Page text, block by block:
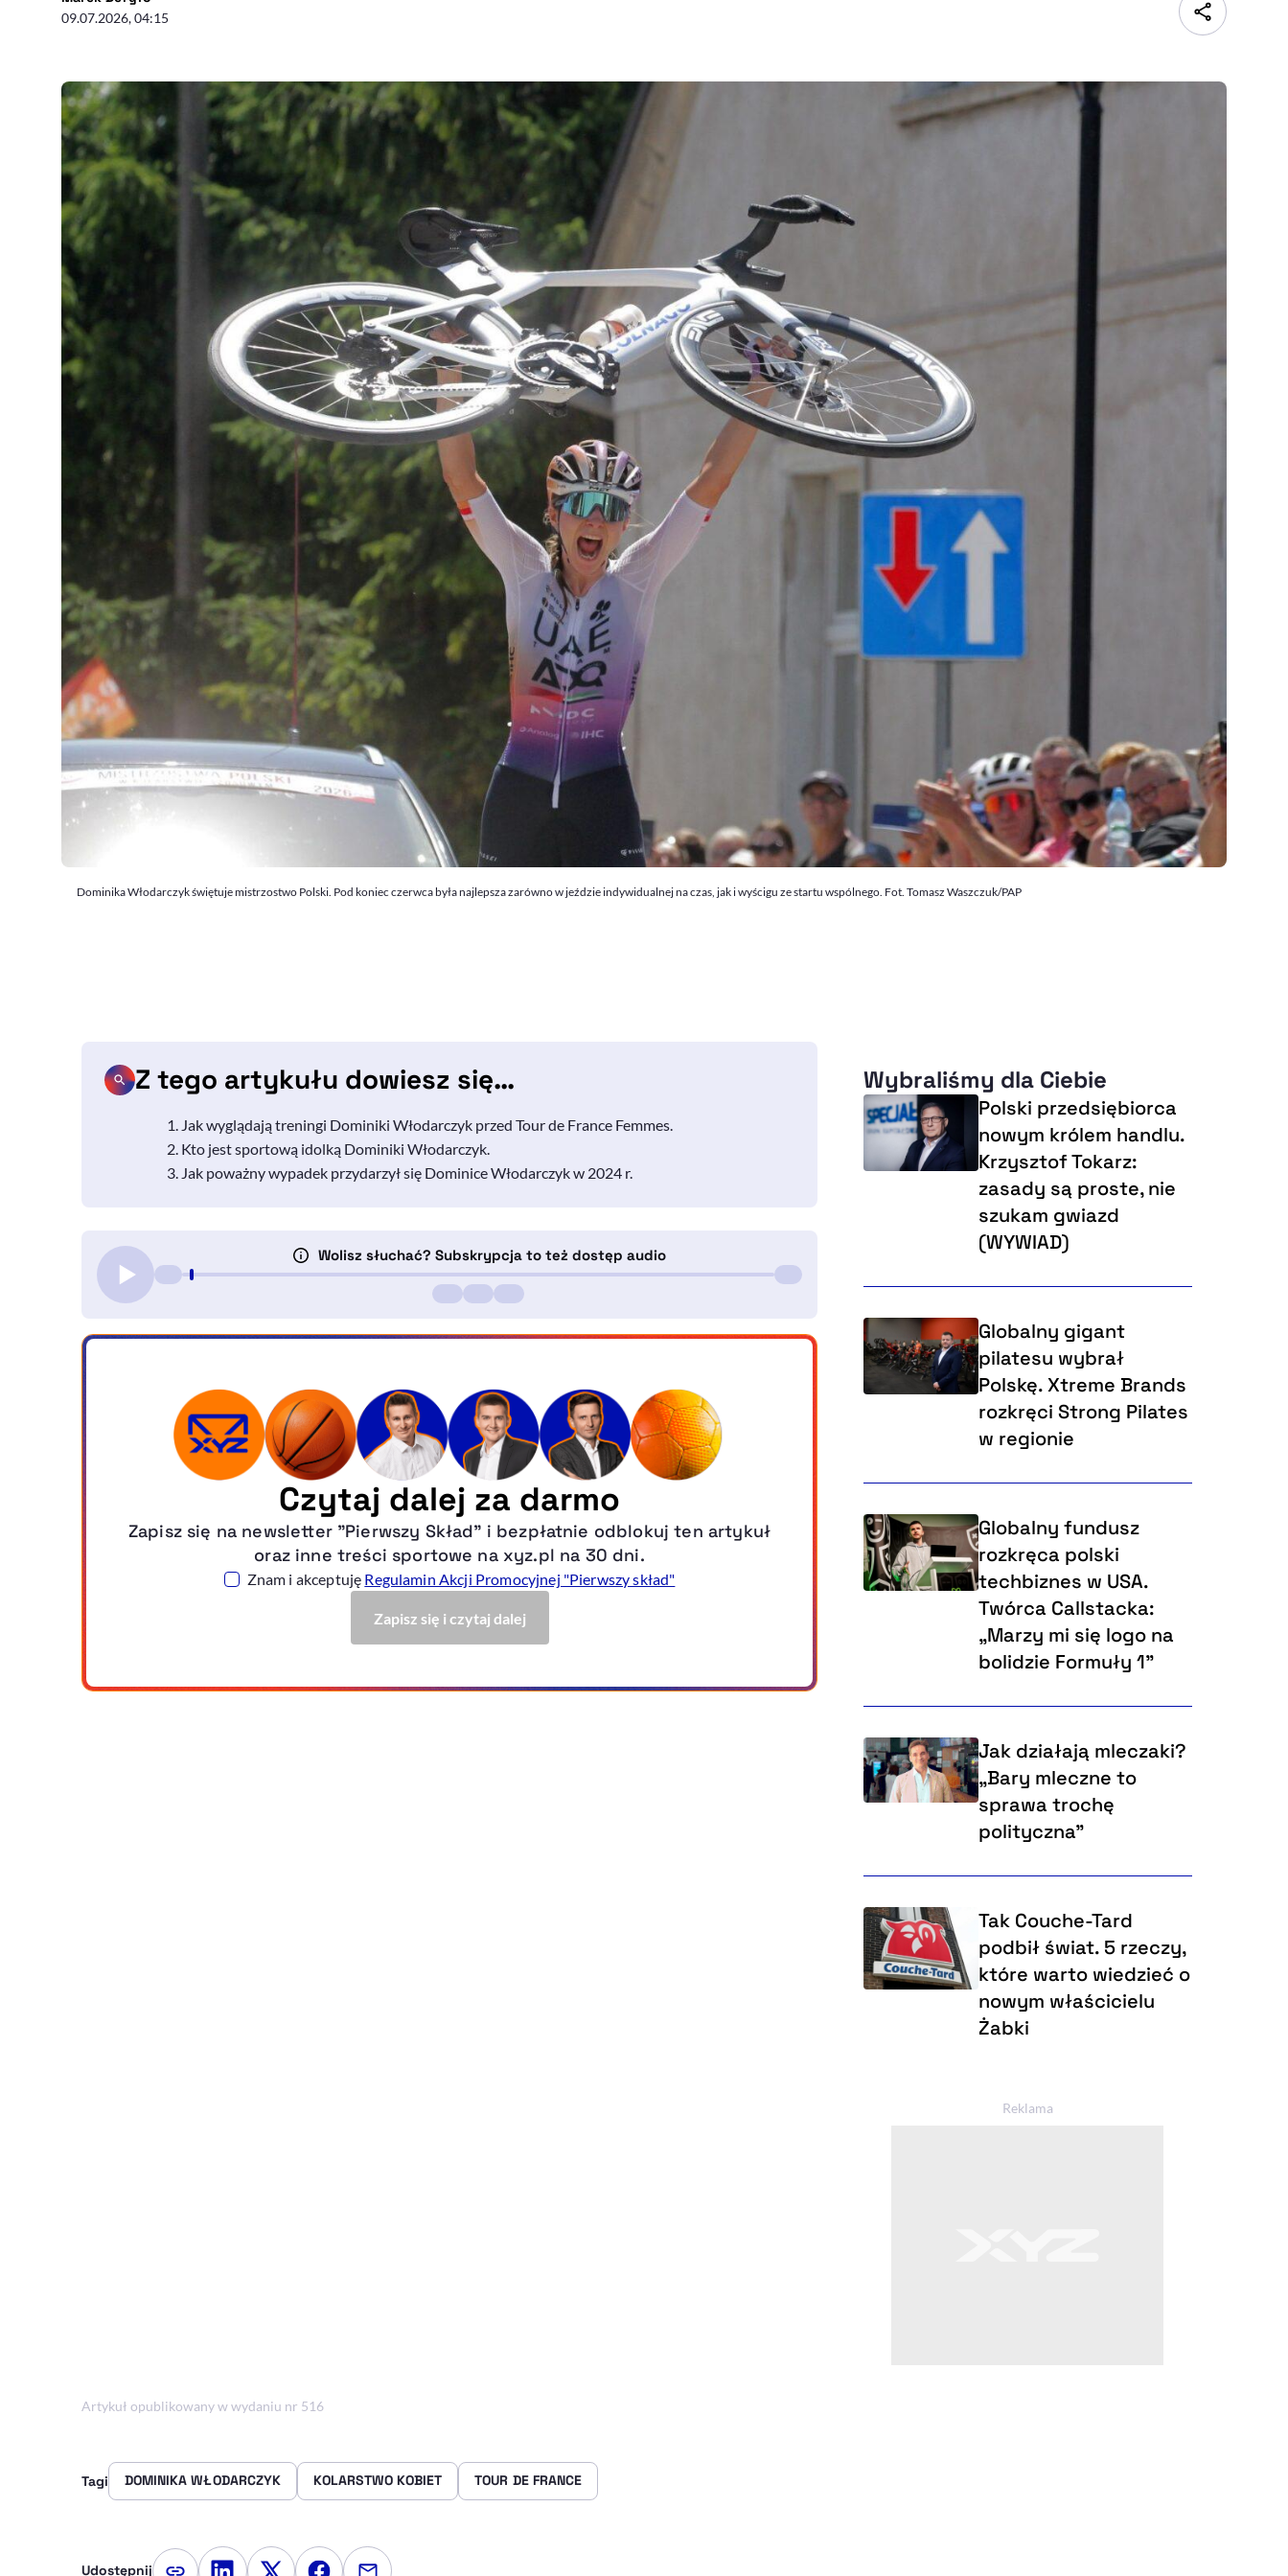
09.07.2026, 04:15
Dominika Włodarczyk świętuje mistrzostwo Polski. Pod koniec czerwca była najlepsza zarówno w jeździe indywidualnej na czas, jak i wyścigu ze startu wspólnego. Fot. Tomasz Waszczuk/PAP
Z tego artykułu dowiesz się…
Jak wyglądają treningi Dominiki Włodarczyk przed Tour de France Femmes.
Kto jest sportową idolką Dominiki Włodarczyk.
Jak poważny wypadek przydarzył się Dominice Włodarczyk w 2024 r.
Wybraliśmy dla Ciebie
Polski przedsiębiorca
nowym królem handlu.
Krzysztof Tokarz:
zasady są proste, nie
szukam gwiazd
(WYWIAD)
Globalny gigant
pilatesu wybrał
Polskę. Xtreme Brands
rozkręci Strong Pilates
w regionie
Globalny fundusz
rozkręca polski
techbiznes w USA.
Twórca Callstacka:
„Marzy mi się logo na
bolidzie Formuły 1”
Jak działają mleczaki?
„Bary mleczne to
sprawa trochę
polityczna”
Tak Couche-Tard
podbił świat. 5 rzeczy,
które warto wiedzieć o
nowym właścicielu
Żabki
Artykuł opublikowany w wydaniu nr 516
Tagi DOMINIKA WŁODARCZYK KOLARSTWO KOBIET TOUR DE FRANCE
Udostępnij